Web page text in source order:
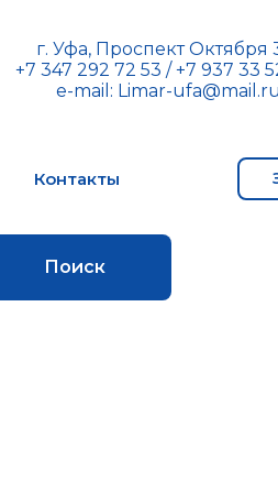
г. Уфа, Проспект Октября
+7 347 292 72 53 /+7 937 33
e-mail: Limar-ufa@mail.ru
Контакты
Поиск